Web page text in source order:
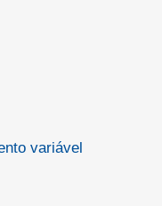
variável